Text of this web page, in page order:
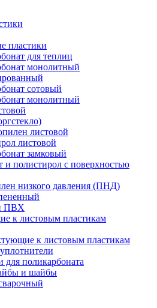
пластики
для теплиц
монолитный
сотовый
монолитный
листовой
листовой
замковый
и полистирол с поверхностью
низкого давления (ПНД)
ПВХ
к листовым пластикам
к листовым пластикам
поликарбоната
и шайбы